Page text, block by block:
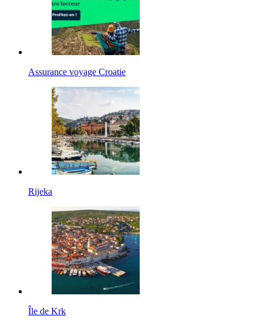
Assurance voyage Croatie
Rijeka
Île de Krk